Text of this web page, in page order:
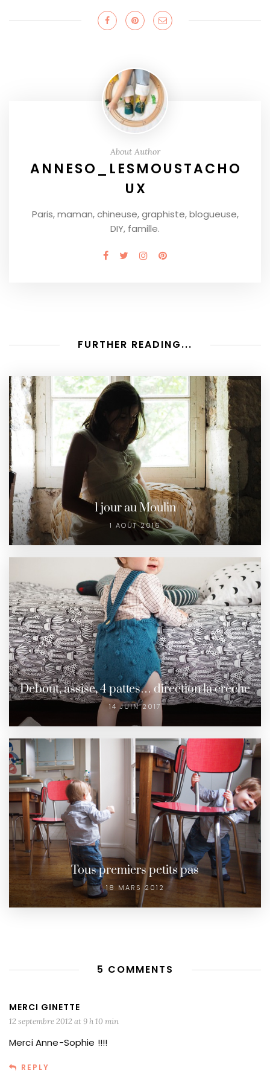
About Author
ANNESO_LESMOUSTACHO
UX
Paris, maman, chineuse, graphiste, blogueuse,
DIY, famille.
FURTHER READING...
1 jour au Moulin
1 AOÛT 2016
Debout, assise, 4 pattes… direction la crèche
14 JUIN 2017
Tous premiers petits pas
18 MARS 2012
5 COMMENTS
MERCI GINETTE
12 septembre 2012 at 9 h 10 min
Merci Anne-Sophie !!!!
REPLY